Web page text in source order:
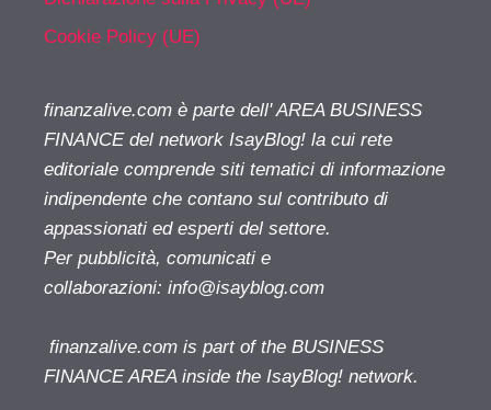
Cookie Policy (UE)
finanzalive.com è parte dell' AREA BUSINESS
FINANCE del network IsayBlog! la cui rete
editoriale comprende siti tematici di informazione
indipendente che contano sul contributo di
appassionati ed esperti del settore.
Per pubblicità, comunicati e
collaborazioni: info@isayblog.com
finanzalive.com is part of the BUSINESS
FINANCE AREA inside the IsayBlog! network.